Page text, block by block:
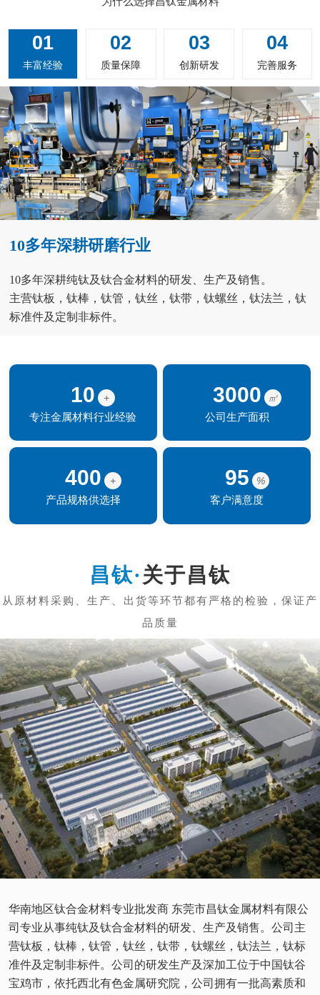
01
丰富经验
02
质量保障
03
创新研发
04
完善服务
10多年深耕研磨行业
10多年深耕纯钛及钛合金材料的研发、生产及销售。
主营钛板，钛棒，钛管，钛丝，钛带，钛螺丝，钛法兰，钛
标准件及定制非标件。
10
+
专注金属材料行业经验
3000
㎡
公司生产面积
400
+
产品规格供选择
95
%
客户满意度
关于昌钛
华南地区钛合金材料专业批发商 东莞市昌钛金属材料有限公
司专业从事纯钛及钛合金材料的研发、生产及销售。公司主
营钛板，钛棒，钛管，钛丝，钛带，钛螺丝，钛法兰，钛标
准件及定制非标件。公司的研发生产及深加工位于中国钛谷
宝鸡市，依托西北有色金属研究院，公司拥有一批高素质和